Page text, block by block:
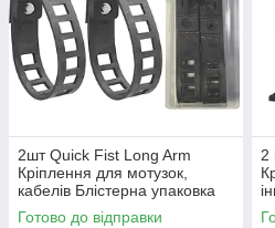
2шт Quick Fist Long Arm
Кріплення для мотузок,
кабелів Блістерна упаковка
Готово до відправки
2